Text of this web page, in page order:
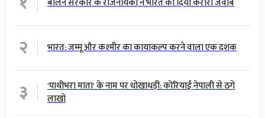
२ भारत: जम्मू और कश्मीर का कायाकल्प करने वाला एक दशक
३
'पाथीभरा माता' के नाम पर धोखाधड़ी: कोरियाई नेपाली से ठगे
लाखों